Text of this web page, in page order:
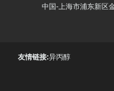
中国-上海市浦东新区
友情链接:异丙醇